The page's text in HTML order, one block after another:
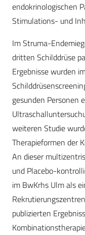
endokrinologischen
Stimulations- und
Im Struma-
dritten Schilddrüse
Ergebnisse wurden
gesunden Personen
weiteren Studie
Therapieformen der
An dieser
und Placebo-
im BwKrhs Ulm als
publizierten